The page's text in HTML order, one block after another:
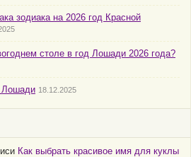
зодиака на 2026 год Красной
столе в год Лошади 2026 года?
Лошади 18.12.2025
Как выбрать красивое имя для куклы